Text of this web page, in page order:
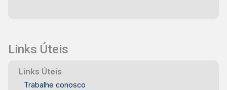
Links Úteis
Links Úteis
Trabalhe conosco